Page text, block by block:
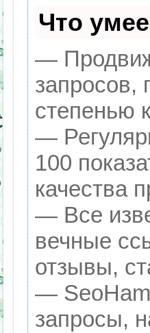
Что
—
запросов,
степенью
—
100
качества
— Все
вечные
отзывы,
—
запросы,